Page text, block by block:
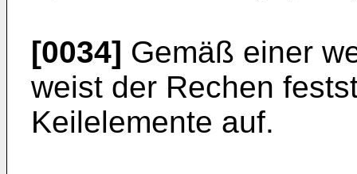
[0034] Gemäß einer
weist der Rechen
Keilelemente auf.